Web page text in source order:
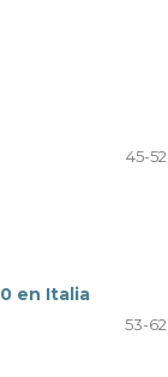
45-52
en Italia
53-62